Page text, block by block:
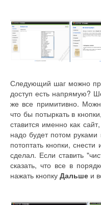
Следующий шаг можно
доступ есть напрямую?
же все примитивно.
что бы потыркать в
ставится именно как
надо будет потом руками
потоптать кнопки,
сделал. Если ставить
сказать, что все в
нажать кнопку Дальше и